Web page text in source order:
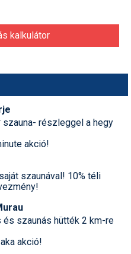
kalkulátor
részleggel a hegy
akció!
szaunával! 10% téli
és szaunás hütték 2 km-re
akció!